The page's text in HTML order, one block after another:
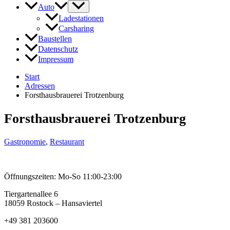
Auto
Ladestationen
Carsharing
Baustellen
Datenschutz
Impressum
Start
Adressen
Forsthausbrauerei Trotzenburg
Forsthausbrauerei Trotzenburg
Gastronomie, Restaurant
Öffnungszeiten: Mo-So 11:00-23:00
Tiergartenallee 6
18059 Rostock – Hansaviertel
+49 381 203600